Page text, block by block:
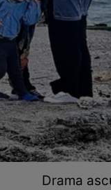
Drama